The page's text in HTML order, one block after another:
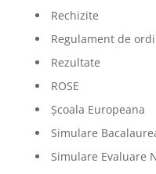
Rechizite
Regulament de
Rezultate
ROSE
Școala Europeana
Simulare
Simulare Evaluare